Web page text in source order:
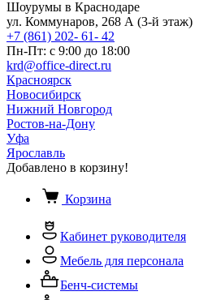
Шоурумы в Краснодаре
ул. Коммунаров, 268 А (3-й этаж)
+7 (861) 202- 61- 42
Пн-Пт: с 9:00 до 18:00
krd@office-direct.ru
Красноярск
Новосибирск
Нижний Новгород
Ростов-на-Дону
Уфа
Ярославль
Добавлено в корзину!
Корзина
Кабинет руководителя
Мебель для персонала
Бенч-системы